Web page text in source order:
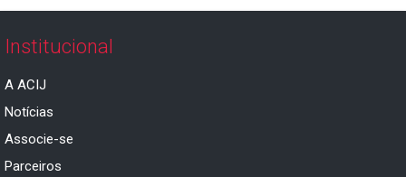
Institucional
A ACIJ
Notícias
Associe-se
Parceiros